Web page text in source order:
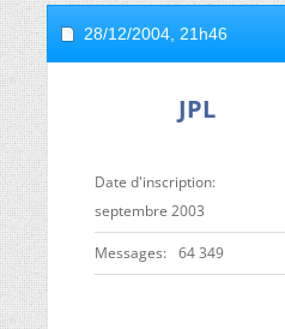
28/12/2004, 21h46
JPL
Date d'inscription
septembre 2003
Messages 64 349